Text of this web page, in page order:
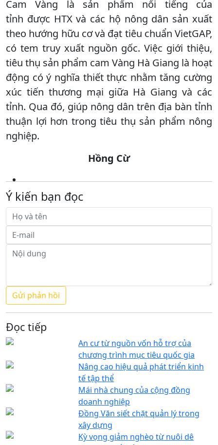
Cam Vàng là sản phẩm nổi tiếng của
tỉnh được HTX và các hộ nông dân sản xuất
theo hướng hữu cơ và đạt tiêu chuẩn VietGAP,
có tem truy xuất nguồn gốc. Việc giới thiệu,
tiêu thụ sản phẩm cam Vàng Hà Giang là hoạt
động có ý nghĩa thiết thực nhằm tăng cường
xúc tiến thương mại giữa Hà Giang và các
tỉnh. Qua đó, giúp nông dân trên địa bàn tỉnh
thuận lợi hơn trong tiêu thụ sản phẩm nông
nghiệp.
Hồng Cừ
Ý kiến bạn đọc
Đọc tiếp
An cư từ nguồn vốn hỗ trợ của
chương trình mục tiêu quốc gia
Nâng cao hiệu quả phát triển kinh
tế tập thể
Mái nhà chung của cộng đồng
doanh nghiệp
Đồng Văn siết chặt quản lý trong
xây dựng
Kỳ vọng giảm nghèo từ nuôi dê